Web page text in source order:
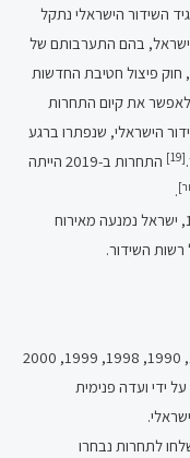
השידור הישראלי נתקל
קשיים לקיום התחרות ב-2019 בישראל, בהם התערבותם של
חוק פיצול חטיבת החדשות
את קיום התחרות
הישראלי, שנפתרו ברגע
[19]
התחרות ב-2019 הייתה
.
למרות זכייתה של ישראל באירוויזיון 1979, ישראל נמנעה מאירוח
רשות השידור.
בשנים 1973, 1974, 1975, 1976, 1977, 1990, 1998, 1999, 2000
נבחרו על ידי ועדה פנימית
אשר נשלחו לתחרות נבחרו